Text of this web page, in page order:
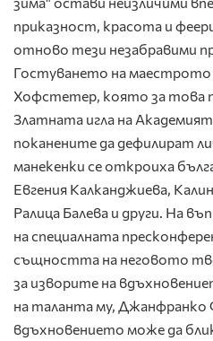
приказност, красота и
отново тези незабравими
Гостуването на маестрото
Хофстетер, която за това
Златната игла на
поканените да дефилират
манекенки се откроиха
Евгения Калканджиева,
Ралица Балева и други. На
на специалната
същността на неговото
за изворите на
на таланта му, Джанфранко
вдъхновението може да